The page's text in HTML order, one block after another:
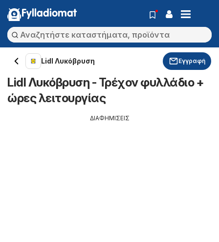
Fylladiomat
Lidl Λυκόβρυση Εγγραφή
Lidl Λυκόβρυση - Τρέχον φυλλάδιο +
ώρες λειτουργίας
ΔΙΑΦΗΜΙΣΕΙΣ